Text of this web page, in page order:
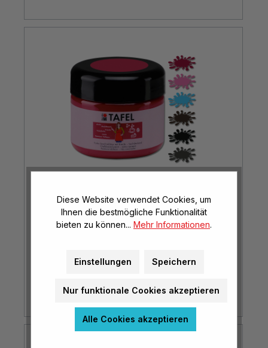
Marabu Tafel Tafelfarbe, 225 ml
Mehr Optionen
(€ 39,33* / kg)
Diese Website verwendet Cookies, um
Ihnen die bestmögliche Funktionalität
bieten zu können... Mehr Informationen.
Einstellungen Speichern
Nur funktionale Cookies akzeptieren
Alle Cookies akzeptieren